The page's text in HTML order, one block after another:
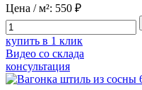
Цена / м²: 550 ₽
купить в 1 клик
Видео со склада
консультация